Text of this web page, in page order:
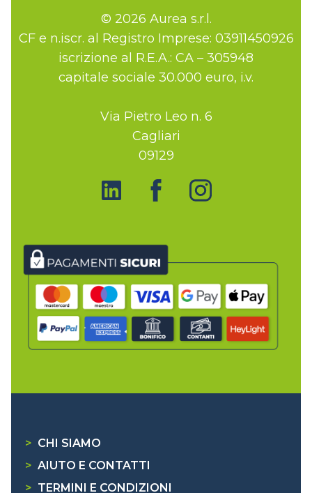
© 2026 Aurea s.r.l.
CF e n.iscr. al Registro Imprese: 03911450926
iscrizione al R.E.A.: CA – 305948
capitale sociale 30.000 euro, i.v.
Via Pietro Leo n. 6
Cagliari
09129
> CHI SIAMO
> AIUTO E CONTATTI
> TERMINI E CONDIZIONI